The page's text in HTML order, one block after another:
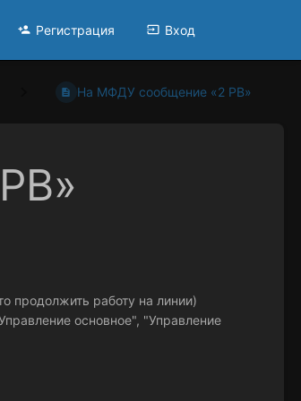
Регистрация Вход
На МФДУ сообщение «2 РВ»
продолжить работу на линии)
основное", "Управление